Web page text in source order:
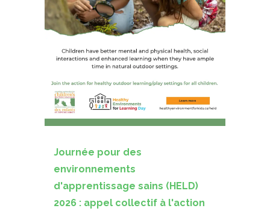
Journée pour des
environnements
d'apprentissage sains (HELD)
2026 : appel collectif à l'action